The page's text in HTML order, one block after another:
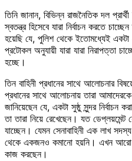
তিনি জানান, বিভিন্ন রাজনৈতিক দল
স্বতন্ত্র হিসেবে যারা নির্বাচন করতে
হয়েছি যে, পুলিশ থেকে ইতোমধ্যেই
প্রটোকল অনুযায়ী যারা যারা নিরাপত্তা
হচ্ছে।
তিন বাহিনী প্রধানের সাথে আলোচনার
প্রধানের সাথে আলোচনায় তারা
জানিয়েছেন যে, একটা সুষ্ঠু সুন্দর
তা তারা নিয়ে রেখেছেন। যত ডেপ্লয়মেন্ট
যাচ্ছেন। যেমন সেনাবাহিনী এক লাখ
থেকে একজনও কমানো হয়নি। এখন আরো
কাজ করছেন।